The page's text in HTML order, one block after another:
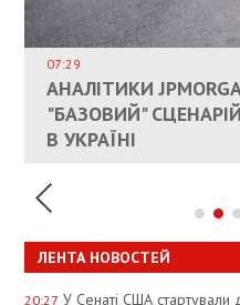
КАНДИДАТ В
ЕС ПРЕКРАТИТЬ
УКРАИНЕ
07:29
АНАЛІТИКИ
"БАЗОВИЙ"
В УКРАЇНІ
ВЛАСНИКАМ
ДОЗВОЛИЛИ НЕ
ИНТЕГРАЦИЯ
СОСТОИТСЯ В
РЮТТЕ
ПАЛИВНИЙ РИНОК
АНАЛІТИКИ
СПЕКУЛЯЦІЇ
ЛЕНТА НОВОСТЕЙ
20:27 У Сенаті США стартували